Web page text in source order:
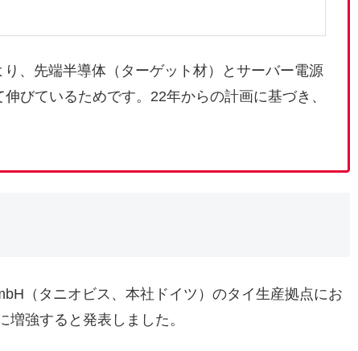
、先端半導体（ターゲット材）とサーバー電源
びているためです。22年からの計画に基づき、
（タニオビス、本社ドイツ）のタイ生産拠点にお
増強すると発表しました。